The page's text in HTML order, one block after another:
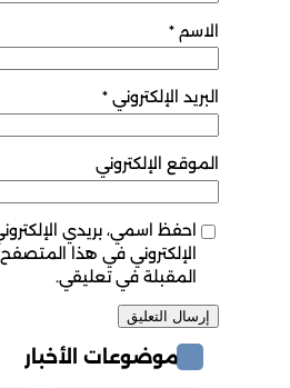
الاسم *
البريد الإلكتروني *
الموقع الإلكتروني
احفظ اسمي، بريدي
الإلكتروني في هذا
المقبلة في تعليقي.
موضوعات الأخبار